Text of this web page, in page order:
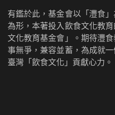
有鑑於此，基金會以「灃食
為形，本著投入飲食文化教
文化教育基金會」。期待灃
事無爭，兼容並蓄，為成就
臺灣「飲食文化」貢獻心力。